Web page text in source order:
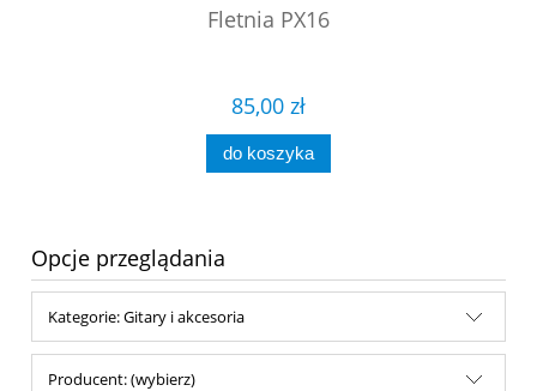
Fletnia PX16
85,00 zł
do koszyka
Opcje przeglądania
Kategorie: Gitary i akcesoria
Producent: (wybierz)